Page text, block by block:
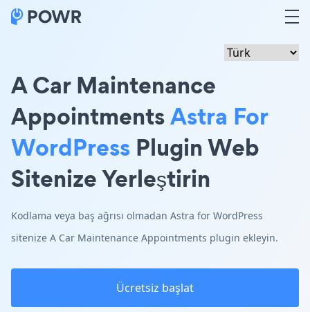
A Car Maintenance
AppointmentsAstra For
WordPress Plugin Web
Sitenize Yerleştirin
Kodlama veya baş ağrısı olmadan Astra for WordPress
sitenize A Car Maintenance Appointments plugin ekleyin.
Ücretsiz başlat